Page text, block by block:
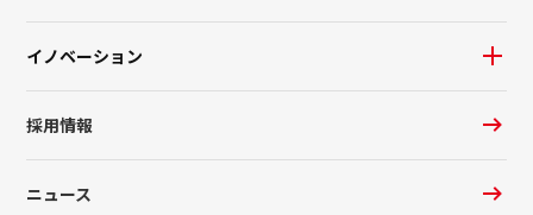
イノベーション
採用情報
ニュース